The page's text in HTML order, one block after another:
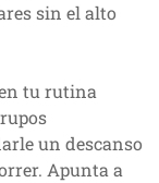
sin el alto
tu rutina
un descanso
Apunta a